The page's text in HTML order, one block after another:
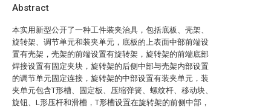
Abstract
本实用新型公开了一种工件装夹治具，包括底板、壳架、
旋转架、调节单元和装夹单元，底板的上表面中部前端设
置有壳架，壳架的前端设置有旋转架，旋转架的前端底部
焊接设置有固定夹块，旋转架的后侧中部与壳架内部设置
的调节单元固定连接，旋转架的中部设置有装夹单元，装
夹单元包含T形槽、固定板、压缩弹簧、螺纹杆、移动块、
旋钮、L形压杆和滑槽，T形槽设置在旋转架的前侧中部，